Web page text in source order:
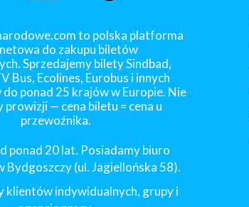
to polska platforma
do zakupu biletów
Sprzedajemy bilety Sindbad,
Bus, Ecolines, Eurobus i innych
ponad 25 krajów w Europie. Nie
prowizji — cena biletu = cena u
przewoźnika.
ponad 20 lat. Posiadamy biuro
Bydgoszczy (ul. Jagiellońska 58).
klientów indywidualnych, grupy i